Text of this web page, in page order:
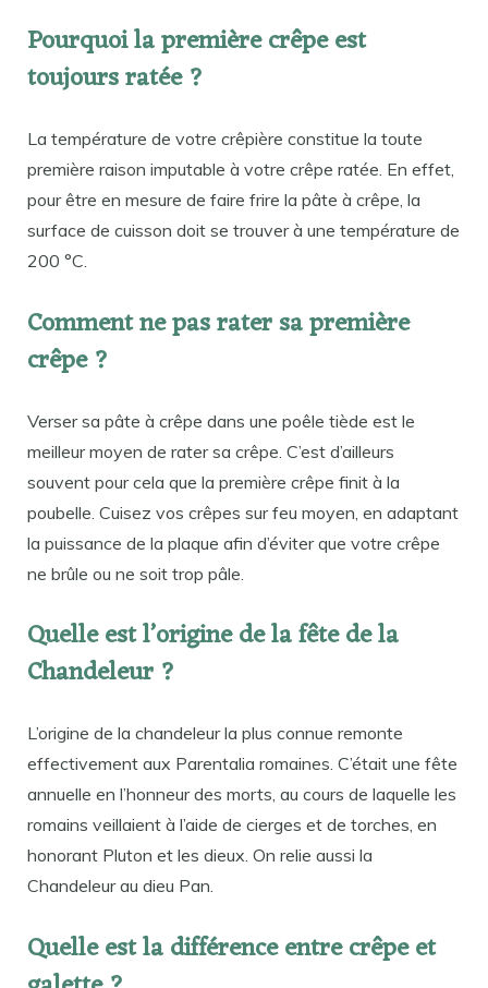
Pourquoi la première crêpe est
toujours ratée ?
La température de votre crêpière constitue la toute
première raison imputable à votre crêpe ratée. En effet,
pour être en mesure de faire frire la pâte à crêpe, la
surface de cuisson doit se trouver à une température de
200 °C.
Comment ne pas rater sa première
crêpe ?
Verser sa pâte à crêpe dans une poêle tiède est le
meilleur moyen de rater sa crêpe. C’est d’ailleurs
souvent pour cela que la première crêpe finit à la
poubelle. Cuisez vos crêpes sur feu moyen, en adaptant
la puissance de la plaque afin d’éviter que votre crêpe
ne brûle ou ne soit trop pâle.
Quelle est l’origine de la fête de la
Chandeleur ?
L’origine de la chandeleur la plus connue remonte
effectivement aux Parentalia romaines. C’était une fête
annuelle en l’honneur des morts, au cours de laquelle les
romains veillaient à l’aide de cierges et de torches, en
honorant Pluton et les dieux. On relie aussi la
Chandeleur au dieu Pan.
Quelle est la différence entre crêpe et